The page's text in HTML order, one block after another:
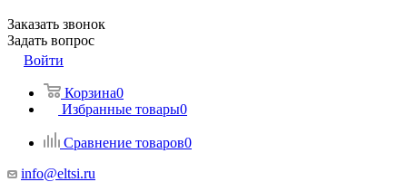
Заказать звонок
Задать вопрос
Войти
Корзина0
Избранные товары0
Сравнение товаров0
info@eltsi.ru